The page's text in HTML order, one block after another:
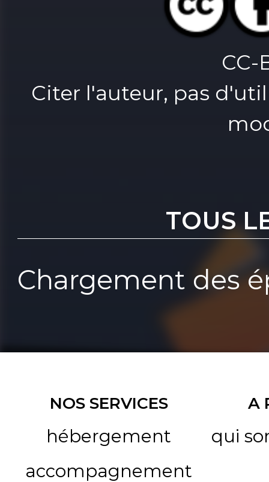
CC-
Citer l'auteur, pas
TOUS
Chargement des
NOS SERVICES
hébergement
accompagnement
A
qui